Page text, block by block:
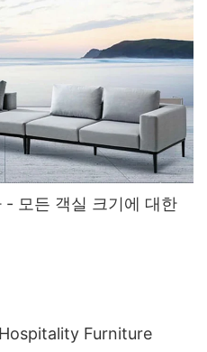
잘 어울리는 색상을 선택하세
에 세련된 분위기를 더합니다.
니다.
도를 고려하는 것이 중요합니
지낼 수 있을지 생각해 보세요.
합니다. L자형 소파가 중심이 되
하세요.
소파용 슬립커버를 주문할 수 있
에 맞게 제작되어 투자한 비용을
비용도 절약할 수 있습니다. 평
늘릴 수도 있습니다. 리클라이닝
니다. 하지만 공간이 좁다면 좀 더
습니다.
보다 더 넓은 공간을 제공하며,
- 모든 객실 크기에 대한
고 정교합니다. 현대적이거나
이 모델은 화려한 시각에 의존하
인 정신과 세련된 재료를 우선시
Furniture